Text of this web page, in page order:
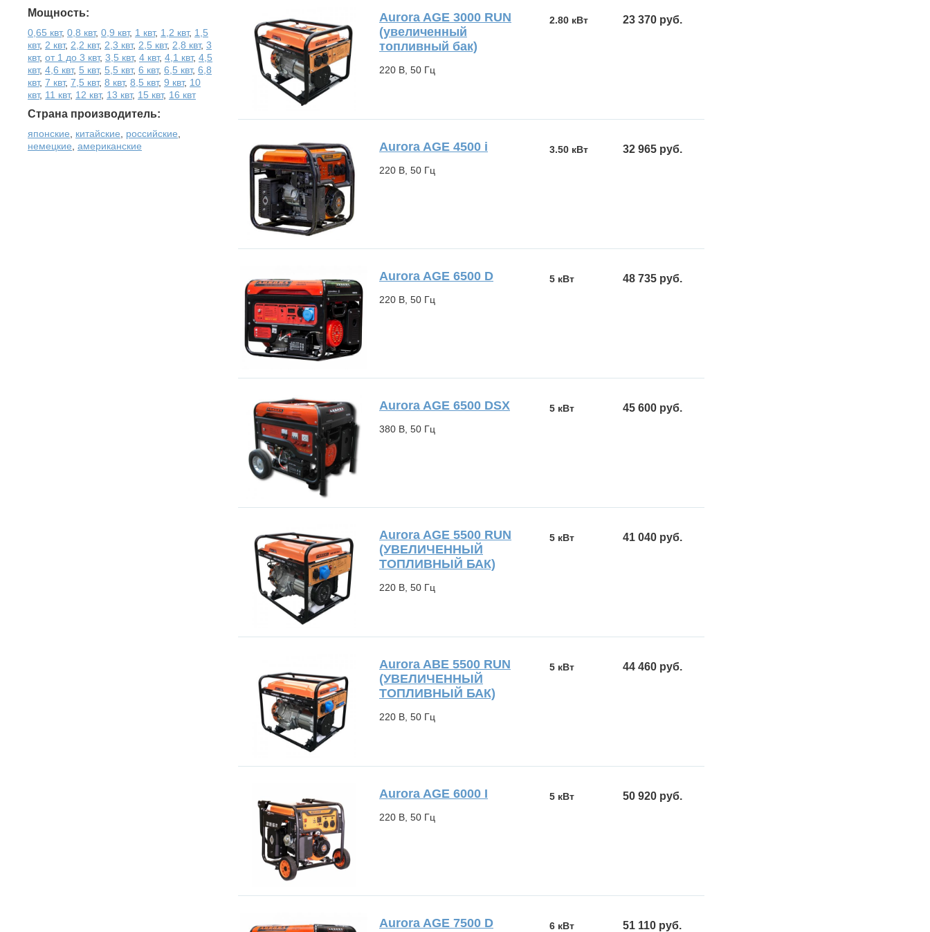
Мощность:
0,65 квт, 0,8 квт, 0,9 квт, 1 квт, 1,2 квт, 1,5
квт, 2 квт, 2,2 квт, 2,3 квт, 2,5 квт, 2,8 квт, 3
квт, от 1 до 3 квт, 3,5 квт, 4 квт, 4,1 квт, 4,5
квт, 4,6 квт, 5 квт, 5,5 квт, 6 квт, 6,5 квт, 6,8
квт, 7 квт, 7,5 квт, 8 квт, 8,5 квт, 9 квт, 10
квт, 11 квт, 12 квт, 13 квт, 15 квт, 16 квт
Страна производитель:
японские китайские российские
немецкие американские
Aurora AGE 3000 RUN
(увеличенный
топливный бак)
220 В, 50 Гц
23 370 руб.
2.80 кВт
Aurora AGE 4500 i
220 В, 50 Гц
32 965 руб.
3.50 кВт
Aurora AGE 6500 D
220 В, 50 Гц
48 735 руб.
5 кВт
Aurora AGE 6500 DSX
380 В, 50 Гц
45 600 руб.
5 кВт
Aurora AGE 5500 RUN
(УВЕЛИЧЕННЫЙ
ТОПЛИВНЫЙ БАК)
220 В, 50 Гц
41 040 руб.
5 кВт
Aurora ABE 5500 RUN
(УВЕЛИЧЕННЫЙ
ТОПЛИВНЫЙ БАК)
220 В, 50 Гц
44 460 руб.
5 кВт
Aurora AGE 6000 I
220 В, 50 Гц
50 920 руб.
5 кВт
Aurora AGE 7500 D 51 110 руб.
6 кВт